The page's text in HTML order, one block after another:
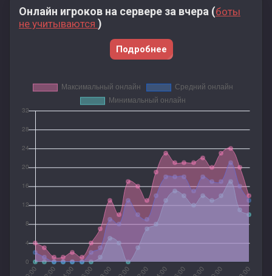
Онлайн игроков на сервере за вчера (боты
не учитываются )
Подробнее